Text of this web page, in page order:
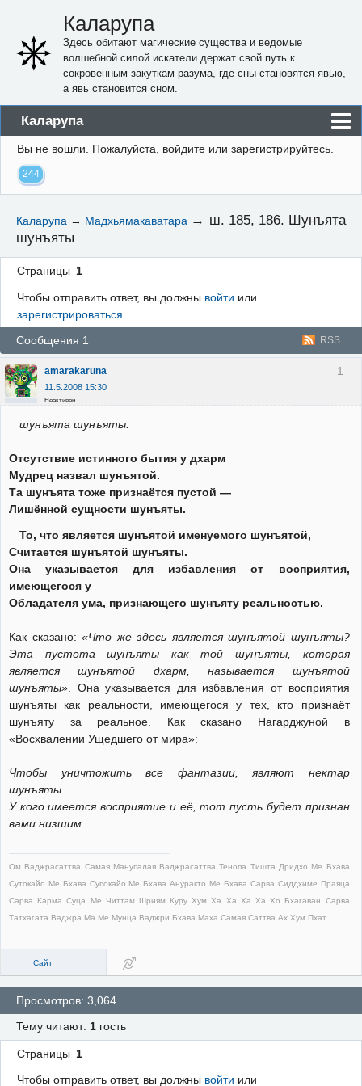
Каларупа
Здесь обитают магические существа и ведомые
волшебной силой искатели держат свой путь к
сокровенным закуткам разума, где сны становятся явью,
а явь становится сном.
Каларупа
Блог
Форум
Правила
Регистрация
Вход
Вы не вошли. Пожалуйста, войдите или зарегистрируйтесь.
244
Каларупа → Мадхьямакаватара → ш. 185, 186. Шунъята
шунъяты
Страницы 1
Чтобы отправить ответ, вы должны войти или
зарегистрироваться
RSS
Сообщения 1
1
amarakaruna
11.5.2008 15:30
Неактивен
шунъята шунъяты:
Отсутствие истинного бытия у дхарм
Мудрец назвал шунъятой.
Та шунъята тоже признаётся пустой —
Лишённой сущности шунъяты.
То, что является шунъятой именуемого шунъятой,
Считается шунъятой шунъяты.
Она указывается для избавления от восприятия,
имеющегося у
Обладателя ума, признающего шунъяту реальностью.
Как сказано:«Что же здесь является шунъятой шунъяты?
Эта пустота шунъяты как той шунъяты, которая
является шунъятой дхарм, называется шунъятой
шунъяты» . Она указывается для избавления от восприятия
шунъяты как реальности, имеющегося у тех, кто признаёт
шунъяту за реальное. Как сказано Нагарджуной в
«Восхвалении Ущедшего от мира»:
Чтобы уничтожить все фантазии, являют нектар
шунъяты.
У кого имеется восприятие и её, тот пусть будет признан
вами низшим.
Ом Ваджрасаттва Самая Манупалая Ваджрасаттва Тенопа Тишта Дридхо Ме Бхава
Сутокайо Ме Бхава Супокайо Ме Бхава Ануракто Ме Бхава Сарва Сиддхиме Праяца
Сарва Карма Суца Ме Читтам Шриям Куру Хум Ха Ха Ха Ха Хо Бхагаван Сарва
Татхагата Ваджра Ма Ме Мунца Ваджри Бхава Маха Самая Саттва Ах Хум Пхат
Сайт
Просмотров: 3,064
Тему читают: 1 гость
Страницы 1
Чтобы отправить ответ, вы должны войти или